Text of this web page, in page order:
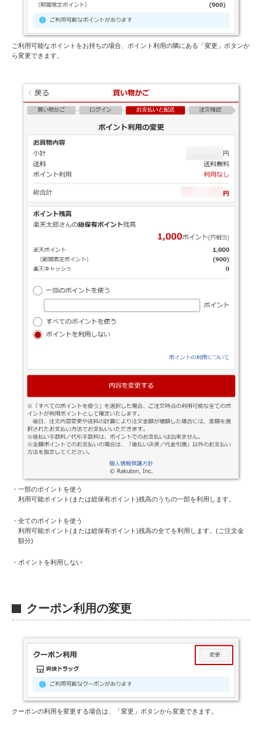
ご利用可能なポイントをお持ちの場合、ポイント利用の隣にある「変更」ボタンか
ら変更できます。
・一部のポイントを使う
利用可能ポイント(または総保有ポイント)残高のうちの一部を利用します。
・全てのポイントを使う
利用可能ポイント(または総保有ポイント)残高の全てを利用します。(ご注文金
額分)
・ポイントを利用しない
E クーポン利用の変更
クーポンの利用を変更する場合は、「変更」ボタンから変更できます。